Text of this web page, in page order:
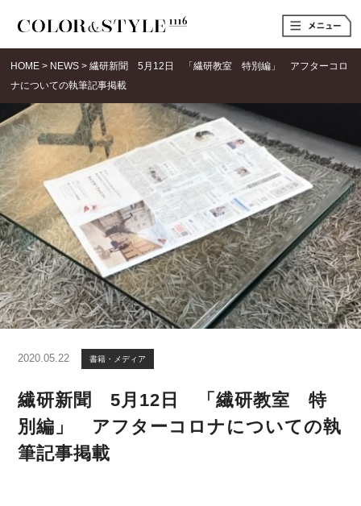
t
o
l
i
a
t
i
o
n
HOME > NEWS >繊研新聞 5月12日 「繊研教室 特別編」 アフターコロ
ナについての執筆記事掲載
2020.05.22 書籍・メディア
繊研新聞 5月12日 「繊研教室 特
別編」 アフターコロナについての執
筆記事掲載